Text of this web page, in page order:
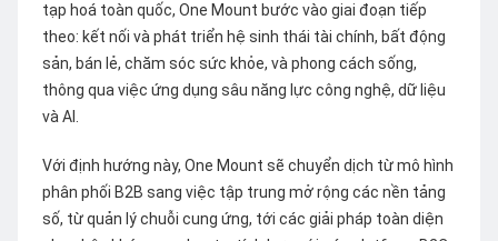
tạp hoá toàn quốc, One Mount bước vào giai đoạn tiếp
theo: kết nối và phát triển hệ sinh thái tài chính, bất động
sản, bán lẻ, chăm sóc sức khỏe, và phong cách sống,
thông qua việc ứng dụng sâu năng lực công nghệ, dữ liệu
và AI.
Với định hướng này, One Mount sẽ chuyển dịch từ mô hình
phân phối B2B sang việc tập trung mở rộng các nền tảng
số, từ quản lý chuỗi cung ứng, tới các giải pháp toàn diện